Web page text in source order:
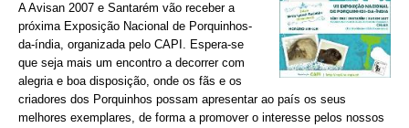
A Avisan 2007 e Santarém vão receber a
próxima Exposição Nacional de Porquinhos-
da-índia, organizada pelo CAPI. Espera-se
que seja mais um encontro a decorrer com
alegria e boa disposição, onde os fãs e os
criadores dos Porquinhos possam apresentar ao país os seus
melhores exemplares, de forma a promover o interesse pelos nossos